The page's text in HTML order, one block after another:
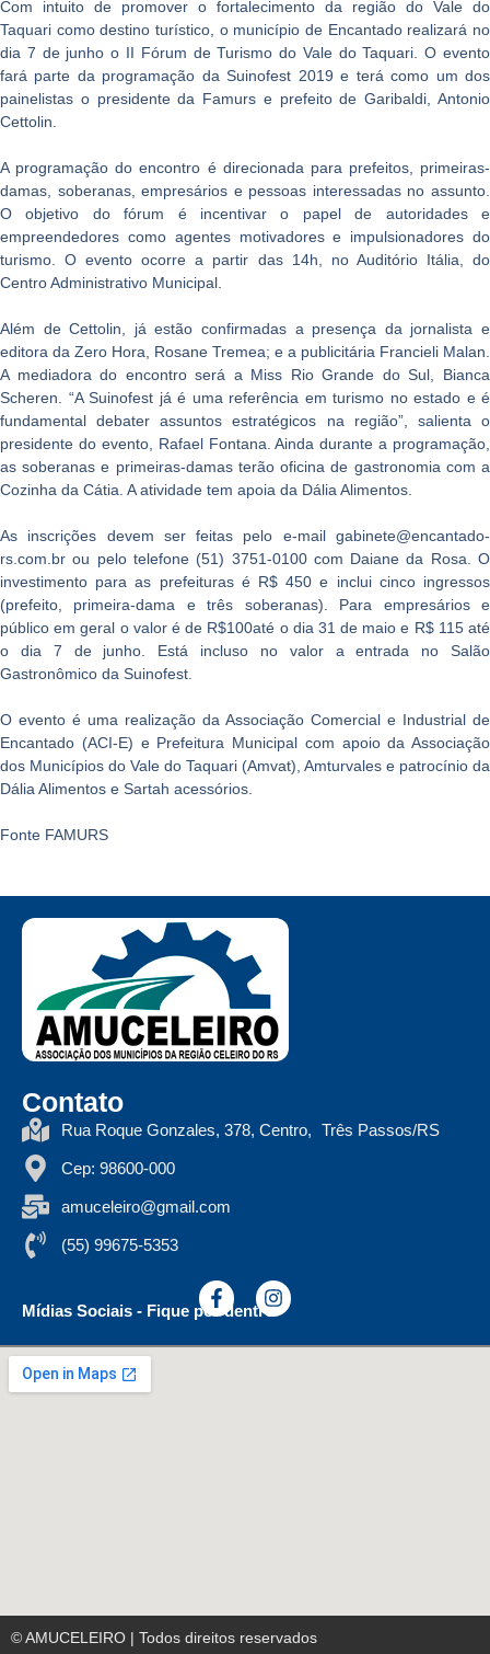
Com intuito de promover o fortalecimento da região do Vale do
Taquari como destino turístico, o município de Encantado realizará no
dia 7 de junho o II Fórum de Turismo do Vale do Taquari. O evento
fará parte da programação da Suinofest 2019 e terá como um dos
painelistas o presidente da Famurs e prefeito de Garibaldi, Antonio
Cettolin.
A programação do encontro é direcionada para prefeitos, primeiras-
damas, soberanas, empresários e pessoas interessadas no assunto.
O objetivo do fórum é incentivar o papel de autoridades e
empreendedores como agentes motivadores e impulsionadores do
turismo. O evento ocorre a partir das 14h, no Auditório Itália, do
Centro Administrativo Municipal.
Além de Cettolin, já estão confirmadas a presença da jornalista e
editora da Zero Hora, Rosane Tremea; e a publicitária Francieli Malan.
A mediadora do encontro será a Miss Rio Grande do Sul, Bianca
Scheren. “A Suinofest já é uma referência em turismo no estado e é
fundamental debater assuntos estratégicos na região”, salienta o
presidente do evento, Rafael Fontana. Ainda durante a programação,
as soberanas e primeiras-damas terão oficina de gastronomia com a
Cozinha da Cátia. A atividade tem apoia da Dália Alimentos.
As inscrições devem ser feitas pelo e-mail gabinete@encantado-
rs.com.br ou pelo telefone (51) 3751-0100 com Daiane da Rosa. O
investimento para as prefeituras é R$ 450 e inclui cinco ingressos
(prefeito, primeira-dama e três soberanas). Para empresários e
público em geral o valor é de R$100até o dia 31 de maio e R$ 115 até
o dia 7 de junho. Está incluso no valor a entrada no Salão
Gastronômico da Suinofest.
O evento é uma realização da Associação Comercial e Industrial de
Encantado (ACI-E) e Prefeitura Municipal com apoio da Associação
dos Municípios do Vale do Taquari (Amvat), Amturvales e patrocínio da
Dália Alimentos e Sartah acessórios.
Fonte FAMURS
Contato
Rua Roque Gonzales, 378, Centro, Três Passos/RS
Cep: 98600-000
amuceleiro@gmail.com
(55) 99675-5353
Mídias Sociais - Fique por dentro
© AMUCELEIRO | Todos direitos reservados